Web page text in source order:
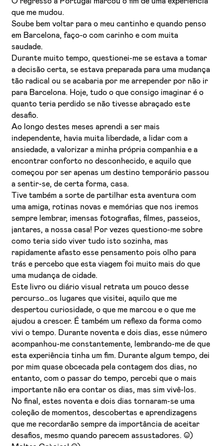
Aceito receber emails sobre novidades da ETIC
que me mudou.
Soube bem voltar para o meu cantinho e quando penso
em Barcelona, faço-o com carinho e com muita
saudade.
Durante muito tempo, questionei-me se estava a tomar
a decisão certa, se estava preparada para uma mudança
tão radical ou se acabaria por me arrepender por não ir
para Barcelona. Hoje, tudo o que consigo imaginar é o
quanto teria perdido se não tivesse abraçado este
desafio.
Ao longo destes meses aprendi a ser mais
independente, havia muita liberdade, a lidar com a
ansiedade, a valorizar a minha própria companhia e a
encontrar conforto no desconhecido, e aquilo que
começou por ser apenas um destino temporário passou
a sentir-se, de certa forma, casa.
Tive também a sorte de partilhar esta aventura com
uma amiga, rotinas novas e memórias que nos iremos
sempre lembrar, imensas fotografias, filmes, passeios,
jantares, a nossa casa! Por vezes questiono-me sobre
como teria sido viver tudo isto sozinha, mas
rapidamente afasto esse pensamento pois olho para
trás e percebo que esta viagem foi muito mais do que
uma mudança de cidade.
Este livro ou diário visual retrata um pouco desse
percurso…os lugares que visitei, aquilo que me
despertou curiosidade, o que me marcou e o que me
ajudou a crescer. É também um reflexo da forma como
vivi o tempo. Durante noventa e dois dias, esse número
acompanhou-me constantemente, lembrando-me de que
esta experiência tinha um fim. Durante algum tempo, dei
por mim quase obcecada pela contagem dos dias, no
entanto, com o passar do tempo, percebi que o mais
importante não era contar os dias, mas sim vivê-los.
No final, estes noventa e dois dias tornaram-se uma
coleção de momentos, descobertas e aprendizagens
que me recordarão sempre da importância de aceitar
desafios, mesmo quando parecem assustadores. :))